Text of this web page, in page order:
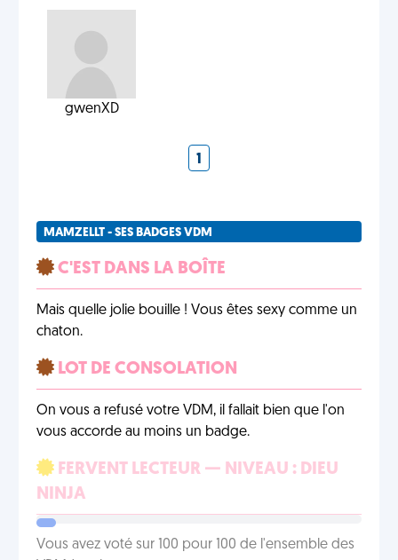
gwenXD
1
MAMZELLT - SES BADGES VDM
C'EST DANS LA BOÎTE
Mais quelle jolie bouille ! Vous êtes sexy comme un
chaton.
LOT DE CONSOLATION
On vous a refusé votre VDM, il fallait bien que l'on
vous accorde au moins un badge.
FERVENT LECTEUR — NIVEAU : DIEU
NINJA
Vous avez voté sur 100 pour 100 de l'ensemble des